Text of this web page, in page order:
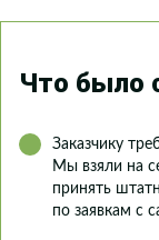
Что было
Заказчику
Мы взяли на
принять
по заявкам с